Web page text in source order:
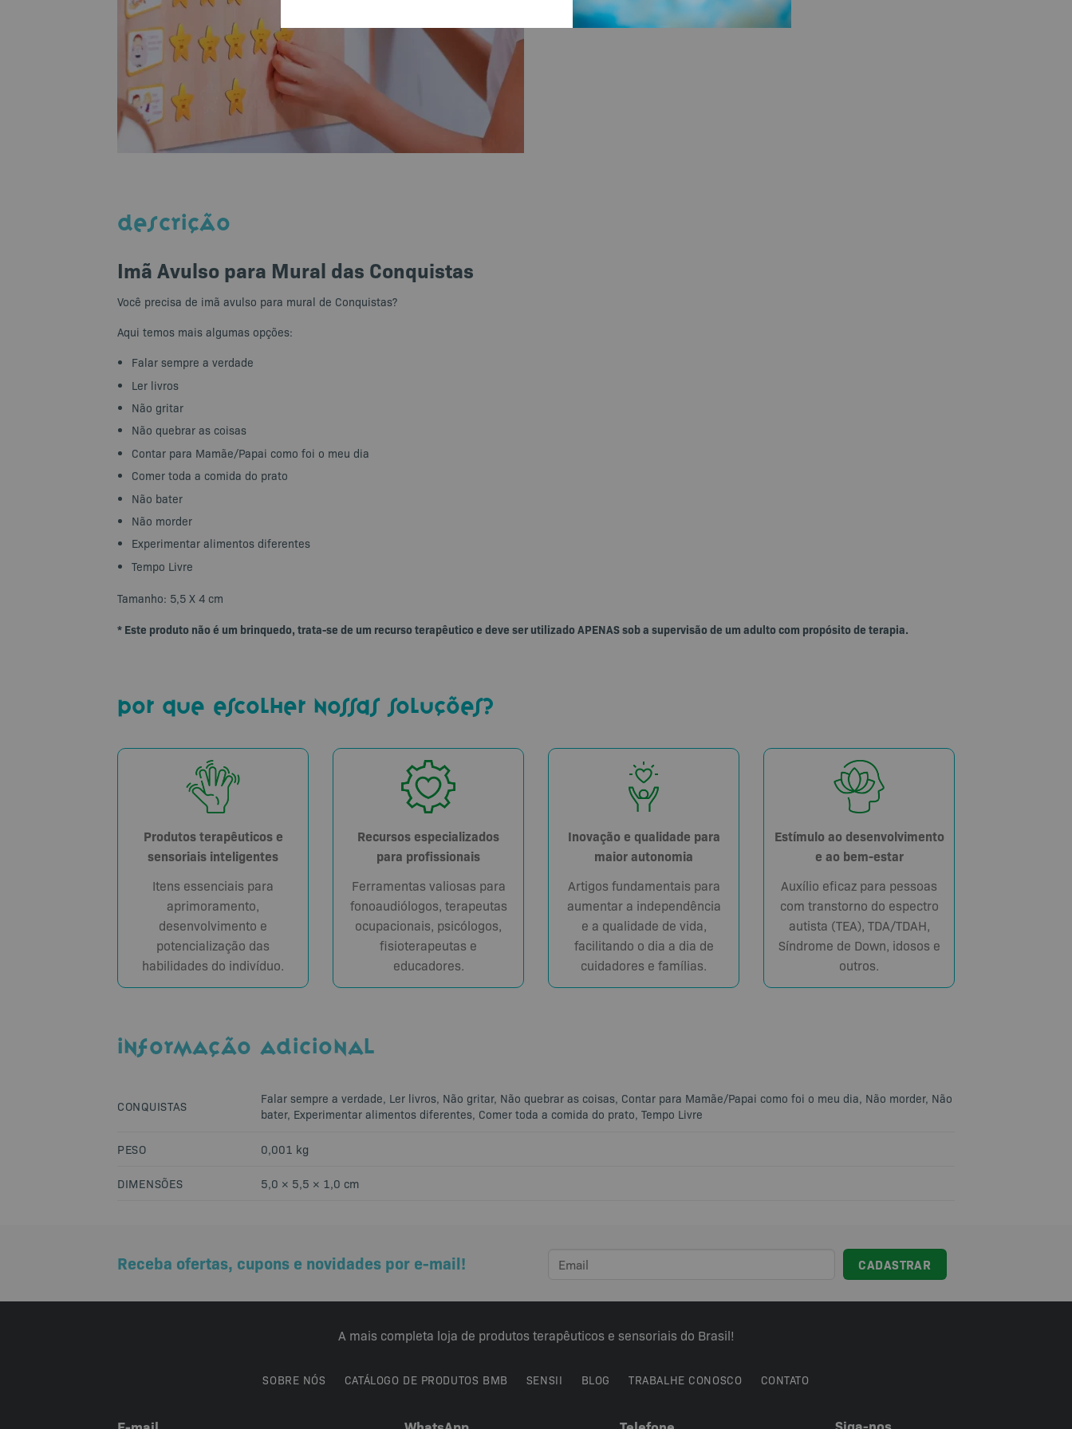
DESCRIÇÃO
Imã Avulso para Mural das Conquistas
Você precisa de imã avulso para mural de Conquistas?
Aqui temos mais algumas opções:
Falar sempre a verdade
Ler livros
Não gritar
Não quebrar as coisas
Contar para Mamãe/Papai como foi o meu dia
Comer toda a comida do prato
Não bater
Não morder
Experimentar alimentos diferentes
Tempo Livre
Tamanho: 5,5 X 4 cm
* Este produto não é um brinquedo, trata-se de um recurso terapêutico e deve ser utilizado APENAS sob a supervisão de um adulto com propósito de terapia.
por que escolher nossas soluções?
Produtos terapêuticos e
sensoriais inteligentes
Itens essenciais para
aprimoramento,
desenvolvimento e
potencialização das
habilidades do indivíduo.
Recursos especializados
para profissionais
Ferramentas valiosas para
fonoaudiólogos, terapeutas
ocupacionais, psicólogos,
fisioterapeutas e
educadores.
Inovação e qualidade para
maior autonomia
Artigos fundamentais para
aumentar a independência
e a qualidade de vida,
facilitando o dia a dia de
cuidadores e famílias.
Estímulo ao desenvolvimento
e ao bem-estar
Auxílio eficaz para pessoas
com transtorno do espectro
autista (TEA), TDA/TDAH,
Síndrome de Down, idosos e
outros.
INFORMAÇÃO ADICIONAL
CONQUISTAS
Falar sempre a verdade, Ler livros, Não gritar, Não quebrar as coisas, Contar para Mamãe/Papai como foi o meu dia, Não morder, Não
bater, Experimentar alimentos diferentes, Comer toda a comida do prato, Tempo Livre
PESO 0,001 kg
DIMENSÕES 5,0 × 5,5 × 1,0 cm
Receba ofertas, cupons e novidades por e-mail!
A mais completa loja de produtos terapêuticos e sensoriais do Brasil!
SOBRE NÓS CATÁLOGO DE PRODUTOS BMB SENSII BLOG TRABALHE CONOSCO CONTATO